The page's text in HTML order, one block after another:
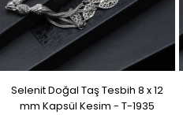
Selenit Doğal Taş Tesbih 8 x 12
mm Kapsül Kesim - T-1935